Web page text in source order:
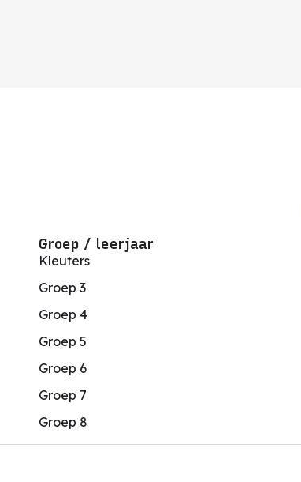
Groep / leerjaar
Kleuters
Groep 3
Groep 4
Groep 5
Groep 6
Groep 7
Groep 8